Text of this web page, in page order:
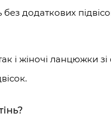
додаткових
і жіночі ланцюжки зі